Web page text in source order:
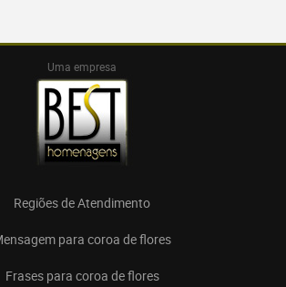
Uma empresa
Regiões de Atendimento
para coroa de flores
Frases para coroa de flores